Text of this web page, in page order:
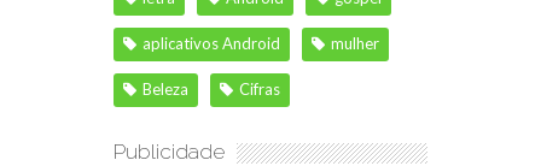
aplicativos Android mulher
Beleza Cifras
Publicidade